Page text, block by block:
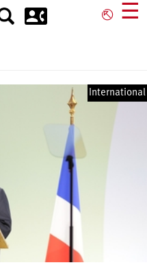
⎋ ☰
International